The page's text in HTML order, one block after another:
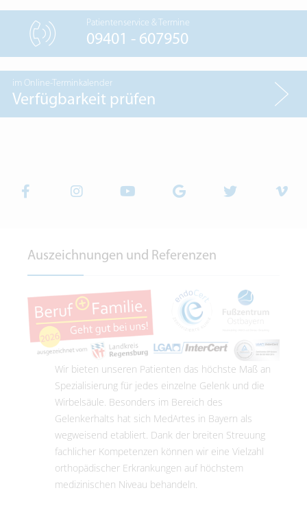
Patientenservice & Termine
09401 - 607950
im Online-Terminkalender
Verfügbarkeit prüfen
Auszeichnungen und Referenzen
Wir bieten unseren Patienten das höchste Maß an
Spezialisierung für jedes einzelne Gelenk und die
Wirbelsäule. Besonders im Bereich des
Gelenkerhalts hat sich MedArtes in Bayern als
wegweisend etabliert. Dank der breiten Streuung
fachlicher Kompetenzen können wir eine Vielzahl
orthopädischer Erkrankungen auf höchstem
medizinischen Niveau behandeln.